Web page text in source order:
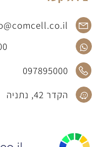
097895000
הקדר 42, נתניה